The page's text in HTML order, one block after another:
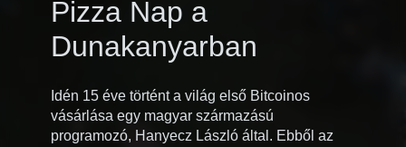
Pizza Nap a
Dunakanyarban
Idén 15 éve történt a világ első Bitcoinos
vásárlása egy magyar származású
programozó, Hanyecz László által. Ebből az